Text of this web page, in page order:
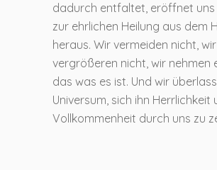
dadurch entfaltet, eröffnet uns
zur ehrlichen Heilung aus dem
heraus. Wir vermeiden nicht, wir
vergrößeren nicht, wir nehmen
das was es ist. Und wir
Universum, sich ihn Herrlichkeit
Vollkommenheit durch uns zu